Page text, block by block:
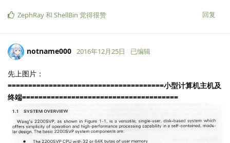
回复
ZephRay和 ShellBin 觉得很赞
notname000 2016年12月25日 已编辑
先上图片：
======================================小型计算机主机及
终端======================================